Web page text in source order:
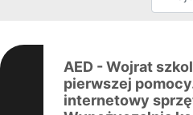
AED - Wojrat
pierwszej
internetowy